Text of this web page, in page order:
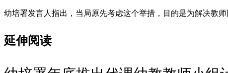
幼培署发言人指出，当局原先考虑这个举措，目的是为解决教
延伸阅读